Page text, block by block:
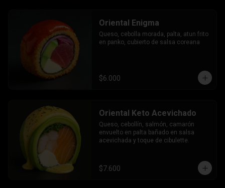
Oriental Enigma
Queso, cebolla morada, palta, atun frito
en panko, cubierto de salsa coreana
$6.000
Oriental Keto Acevichado
Queso, cebollín, salmón, camarón
envuelto en palta bañado en salsa
acevichada y toque de cibulette.
$7.600